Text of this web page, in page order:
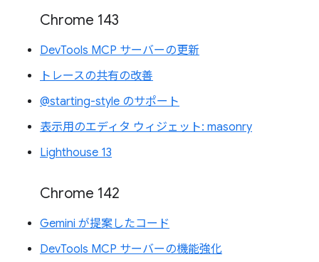
Chrome 143
DevTools MCP サーバーの更新
トレースの共有の改善
@starting-style のサポート
表示用のエディタ ウィジェット: masonry
Lighthouse 13
Chrome 142
Gemini が提案したコード
DevTools MCP サーバーの機能強化